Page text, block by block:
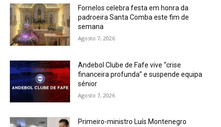
Fornelos celebra festa em honra da
padroeira Santa Comba este fim de
semana
Agosto 7, 2026
Andebol Clube de Fafe vive “crise
financeira profunda” e suspende equipa
sénior
Agosto 7, 2026
Primeiro-ministro Luís Montenegro